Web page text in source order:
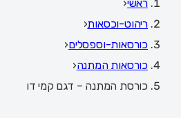
ראשי‹
ריהוט-וכסאות‹
כורסאות-וספסלים‹
כורסאות המתנה‹
כורסת המתנה – דגם קמי דו